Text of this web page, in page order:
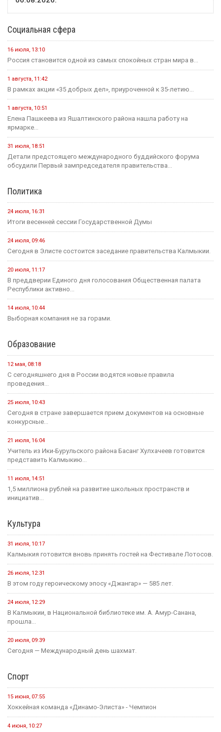
Социальная сфера
16 июля, 13:10
Россия становится одной из самых спокойных стран мира в...
1 августа, 11:42
В рамках акции «35 добрых дел», приуроченной к 35-летию...
1 августа, 10:51
Елена Пашкеева из Яшалтинского района нашла работу на
ярмарке...
31 июля, 18:51
Детали предстоящего международного буддийского форума
обсудили Первый зампредседателя правительства...
Политика
24 июля, 16:31
Итоги весенней сессии Государственной Думы
24 июля, 09:46
Сегодня в Элисте состоится заседание правительства Калмыкии.
20 июля, 11:17
В преддверии Единого дня голосования Общественная палата
Республики активно...
14 июля, 10:44
Выборная компания не за горами.
Образование
12 мая, 08:18
С сегодняшнего дня в России водятся новые правила
проведения...
25 июля, 10:43
Сегодня в стране завершается прием документов на основные
конкурсные...
21 июля, 16:04
Учитель из Ики-Бурульского района Басанг Хулхачеев готовится
представить Калмыкию...
11 июля, 14:51
1,5 миллиона рублей на развитие школьных пространств и
инициатив...
Культура
31 июля, 10:17
Калмыкия готовится вновь принять гостей на Фестивале Лотосов.
26 июля, 12:31
В этом году героическому эпосу «Джангар» — 585 лет.
24 июля, 12:29
В Калмыкии, в Национальной библиотеке им. А. Амур-Санана,
прошла...
20 июля, 09:39
Сегодня — Международный день шахмат.
Спорт
15 июня, 07:55
Хоккейная команда «Динамо-Элиста» - Чемпион
4 июня, 10:27